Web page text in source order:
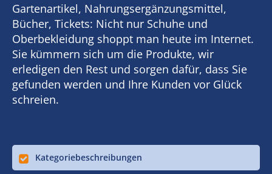
Gartenartikel, Nahrungsergänzungsmittel,
Bücher, Tickets: Nicht nur Schuhe und
Oberbekleidung shoppt man heute im Internet.
Sie kümmern sich um die Produkte, wir
erledigen den Rest und sorgen dafür, dass Sie
gefunden werden und Ihre Kunden vor Glück
schreien.
Kategoriebeschreibungen